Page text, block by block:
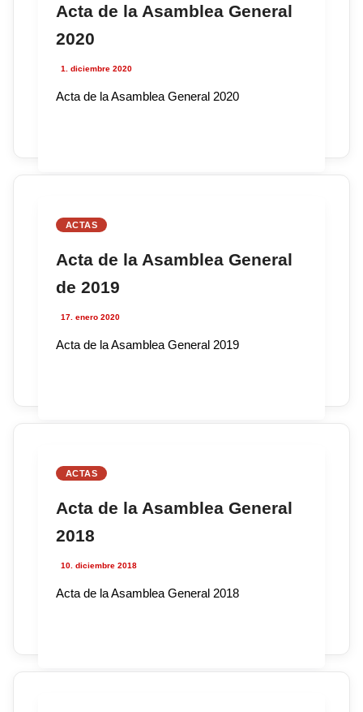
Acta de la Asamblea General
2020
1. diciembre 2020
Acta de la Asamblea General 2020
ACTAS
Acta de la Asamblea General
de 2019
17. enero 2020
Acta de la Asamblea General 2019
ACTAS
Acta de la Asamblea General
2018
10. diciembre 2018
Acta de la Asamblea General 2018